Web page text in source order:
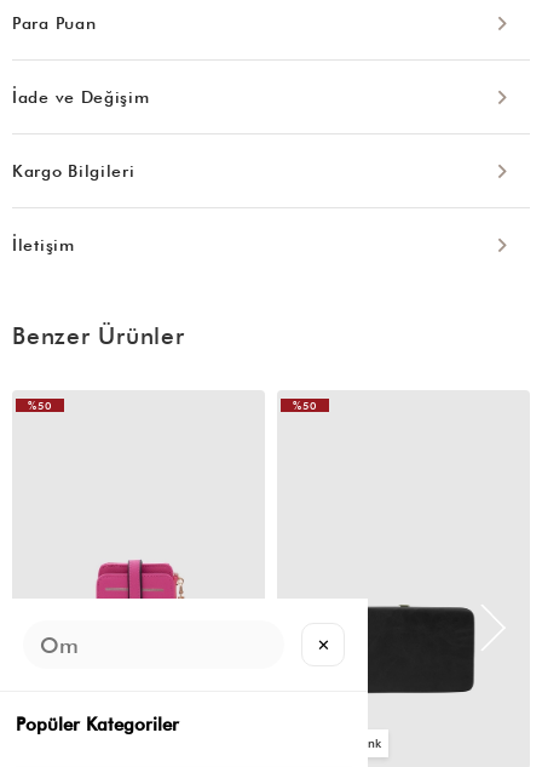
Para Puan
İade ve Değişim
Kargo Bilgileri
İletişim
Benzer Ürünler
%50 %50
✕
Popüler Kategoriler